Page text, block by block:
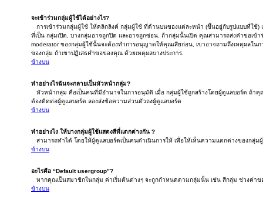
จะเข้าร่วมกลุ่มผู้ใช้ได้อย่างไร?
การเข้าร่วมกลุ่มผู้ใช้ ให้คลิกลิงค์ กลุ่มผู้ใช้ ที่ด้านบนของแต่ละหน้า (ขึ้นอยู่กับรูปแบบที่ใช้
ที่เป็น กลุ่มเปิด, บางกลุ่มอาจถูกปิด และอาจถูกซ่อน. ถ้ากลุ่มนั้นเปิด คุณสามารถส่งคำขอเข้
moderator ของกลุ่มผู้ใช้นั้นจะต้องทำการอนุญาตให้คุณเสียก่อน, เขาอาจถามถึงเหตุผลใน
ของกลุ่ม ถ้าเขาปฏิเสธคำขอของคุณ ด้วยเหตุผลบางประการ.
ข้างบน
ทำอย่างไรฉันจะกลายเป็นหัวหน้ากลุ่ม?
หัวหน้ากลุ่ม คือเป็นคนที่มีอำนาจในการอนุมัติ เมื่อ กลุ่มผู้ใช้ถูกสร้างโดยผู้ดูแลบอร์ด ถ้า
ต้องติดต่อผู้ดูแลบอร์ด ลองส่งข้อความส่วนตัวถงผู้ดูแลบอร์ด
ข้างบน
ทำอย่างไง ให้บางกลุ่มผู้ใช้แสดงสีที่แตกต่างกัน ?
สามารถทำได้ โดยให้ผู้ดูแลบอร์ดเป็นคนดำเนินการให้ เพื่อให้เห็นความแตกต่างของกลุ่ม
ข้างบน
อะไรคือ “Default usergroup”?
หากคุณเป็นสมาชิกในกลุ่ม ค่าเริ่มต้นต่างๆ จะถูกกำหนดตามกลุ่มนั้น เช่น สีกลุ่ม ช่วงค่า
ข้างบน